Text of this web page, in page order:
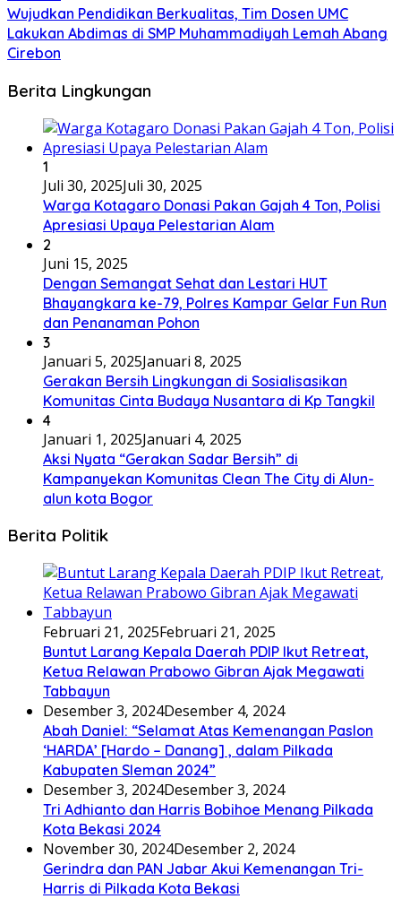
Wujudkan Pendidikan Berkualitas, Tim Dosen UMC
Lakukan Abdimas di SMP Muhammadiyah Lemah Abang
Cirebon
Berita Lingkungan
1
Juli 30, 2025Juli 30, 2025
Warga Kotagaro Donasi Pakan Gajah 4 Ton, Polisi
Apresiasi Upaya Pelestarian Alam
2
Juni 15, 2025
Dengan Semangat Sehat dan Lestari HUT
Bhayangkara ke-79, Polres Kampar Gelar Fun Run
dan Penanaman Pohon
3
Januari 5, 2025Januari 8, 2025
Gerakan Bersih Lingkungan di Sosialisasikan
Komunitas Cinta Budaya Nusantara di Kp Tangkil
4
Januari 1, 2025Januari 4, 2025
Aksi Nyata “Gerakan Sadar Bersih” di
Kampanyekan Komunitas Clean The City di Alun-
alun kota Bogor
Berita Politik
Februari 21, 2025Februari 21, 2025
Buntut Larang Kepala Daerah PDIP Ikut Retreat,
Ketua Relawan Prabowo Gibran Ajak Megawati
Tabbayun
Desember 3, 2024Desember 4, 2024
Abah Daniel: “Selamat Atas Kemenangan Paslon
‘HARDA’ [Hardo – Danang] , dalam Pilkada
Kabupaten Sleman 2024”
Desember 3, 2024Desember 3, 2024
Tri Adhianto dan Harris Bobihoe Menang Pilkada
Kota Bekasi 2024
November 30, 2024Desember 2, 2024
Gerindra dan PAN Jabar Akui Kemenangan Tri-
Harris di Pilkada Kota Bekasi